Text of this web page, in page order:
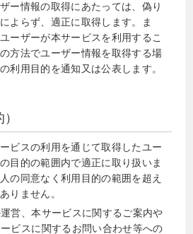
ー情報の取得にあたっては、偽り
よらず、適正に取得します。ま
ーザーが本サービスを利用するこ
方法でユーザー情報を取得する場
利用目的を通知又は公表します。
ビスの利用を通じて取得したユー
目的の範囲内で適正に取り扱いま
の同意なく利用目的の範囲を超え
りません。
営、本サービスに関するご案内や
ビスに関するお問い合わせ等への